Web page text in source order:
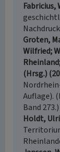
Fabricius,
Groten,
Wilfried;
(Hrsg.)
Auflage).
Band
Holdt,